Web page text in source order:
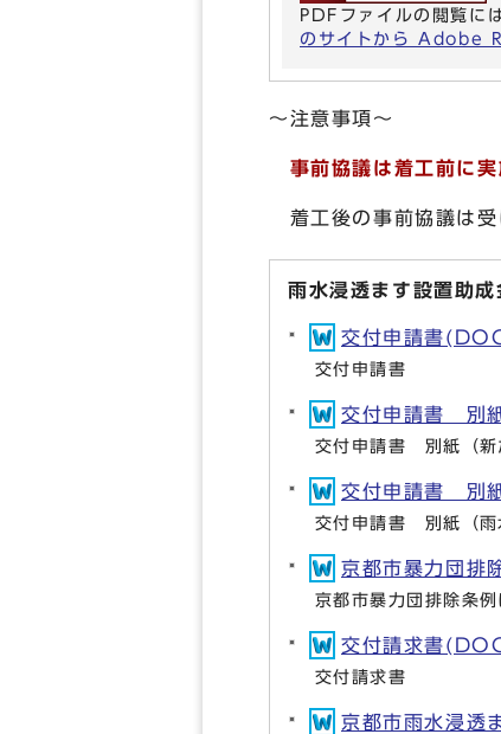
PDFファイルの閲覧に
のサイトから Adobe
～注意事項～
事前協議は着工前に実
着工後の事前協議は受
雨水浸透ます設置助
交付申請書
交付申請書
交付申請書 別
交付申請書 別紙（新
交付申請書 別
交付申請書 別紙（雨
京都市暴力団排
京都市暴力団排除条
交付請求書
交付請求書
京都市雨水浸透